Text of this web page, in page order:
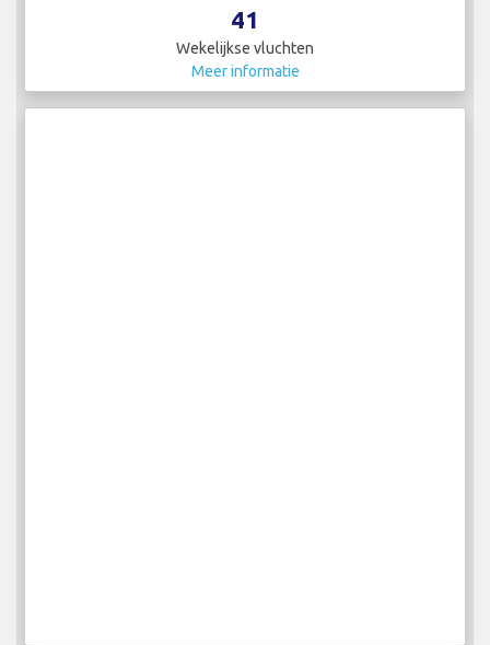
41
Wekelijkse vluchten
Meer informatie